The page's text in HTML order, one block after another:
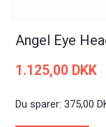
Angel Eye
1.125,00 DKK
Du sparer:375,00